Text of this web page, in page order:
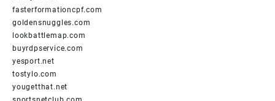
fasterformationcpf.com
goldensnuggles.com
lookbattlemap.com
buyrdpservice.com
yesport.net
tostylo.com
yougetthat.net